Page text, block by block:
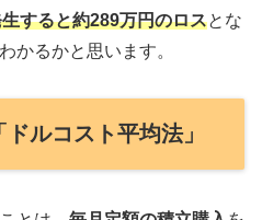
すると約289万円のロスとな
かるかと思います。
ルコスト平均法」